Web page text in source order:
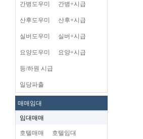
간병도우미 간병+시급
산후도우미 산후+시급
실버도우미 실버+시급
요양도우미 요양+시급
등/하원 시급
일당파출
매매임대
임대매매
호텔매매 호텔임대